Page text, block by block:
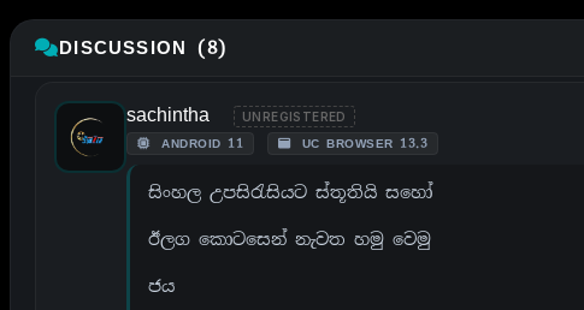
DISCUSSION (8)
sachintha UNREGISTERED
ANDROID 11 UC BROWSER 13.3
සිංහල උපසිරැසියට ස්තූතියි සහෝ
ඊලග කොටසෙන් නැවත හමු වෙමු
ජය